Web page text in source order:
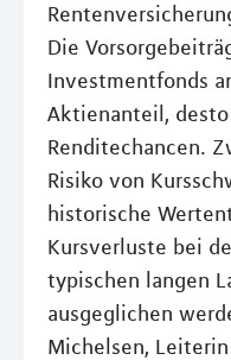
Die
Investmentfonds
Aktienanteil,
Renditechancen.
Risiko von
historische
Kursverluste bei
typischen langen
ausgeglichen
Michelsen,